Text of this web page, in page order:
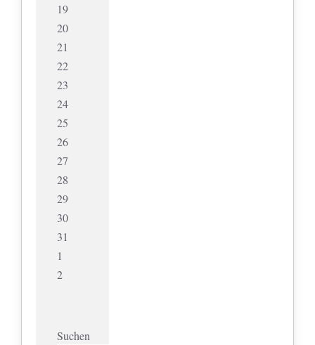
19
20
21
22
23
24
25
26
27
28
29
30
31
1
2
Suchen